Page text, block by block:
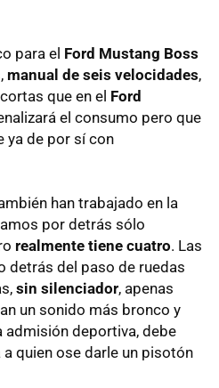
para el Ford Mustang Boss
manual de seis velocidades,
que en el Ford
el consumo pero que
ya de por sí con
han trabajado en la
por detrás sólo
realmente tiene cuatro. Las
detrás del paso de ruedas
sin silenciador, apenas
un sonido más bronco y
admisión deportiva, debe
quien ose darle un pisotón